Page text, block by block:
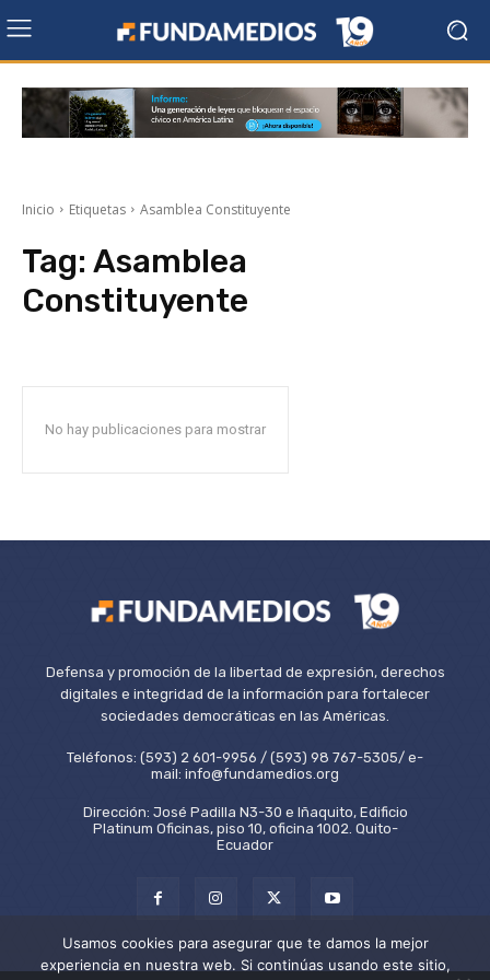
Inicio Etiquetas Asamblea Constituyente
Tag: Asamblea
Constituyente
No hay publicaciones para mostrar
Defensa y promoción de la libertad de expresión, derechos
digitales e integridad de la información para fortalecer
sociedades democráticas en las Américas.
Teléfonos: (593) 2 601-9956 / (593) 98 767-5305/ e-
mail: info@fundamedios.org
Dirección: José Padilla N3-30 e Iñaquito, Edificio
Platinum Oficinas, piso 10, oficina 1002. Quito-
Ecuador
Usamos cookies para asegurar que te damos la mejor
experiencia en nuestra web. Si continúas usando este sitio,